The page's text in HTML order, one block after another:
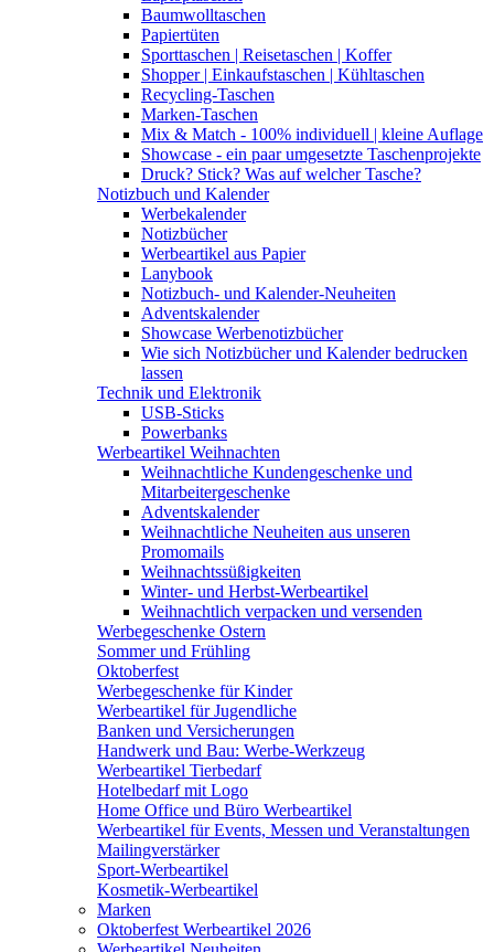
Baumwolltaschen
Papiertüten
Sporttaschen | Reisetaschen | Koffer
Shopper | Einkaufstaschen | Kühltaschen
Recycling-Taschen
Marken-Taschen
Mix & Match - 100% individuell | kleine Auflage
Showcase - ein paar umgesetzte Taschenprojekte
Druck? Stick? Was auf welcher Tasche?
Notizbuch und Kalender
Werbekalender
Notizbücher
Werbeartikel aus Papier
Lanybook
Notizbuch- und Kalender-Neuheiten
Adventskalender
Showcase Werbenotizbücher
Wie sich Notizbücher und Kalender bedrucken
lassen
Technik und Elektronik
USB-Sticks
Powerbanks
Werbeartikel Weihnachten
Weihnachtliche Kundengeschenke und
Mitarbeitergeschenke
Adventskalender
Weihnachtliche Neuheiten aus unseren
Promomails
Weihnachtssüßigkeiten
Winter- und Herbst-Werbeartikel
Weihnachtlich verpacken und versenden
Werbegeschenke Ostern
Sommer und Frühling
Oktoberfest
Werbegeschenke für Kinder
Werbeartikel für Jugendliche
Banken und Versicherungen
Handwerk und Bau: Werbe-Werkzeug
Werbeartikel Tierbedarf
Hotelbedarf mit Logo
Home Office und Büro Werbeartikel
Werbeartikel für Events, Messen und Veranstaltungen
Mailingverstärker
Sport-Werbeartikel
Kosmetik-Werbeartikel
Marken
Oktoberfest Werbeartikel 2026